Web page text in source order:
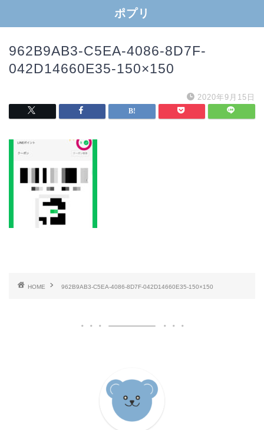
ポプリ
962B9AB3-C5EA-4086-8D7F-
042D14660E35-150×150
2020年9月15日
HOME 962B9AB3-C5EA-4086-8D7F-042D14660E35-150×150